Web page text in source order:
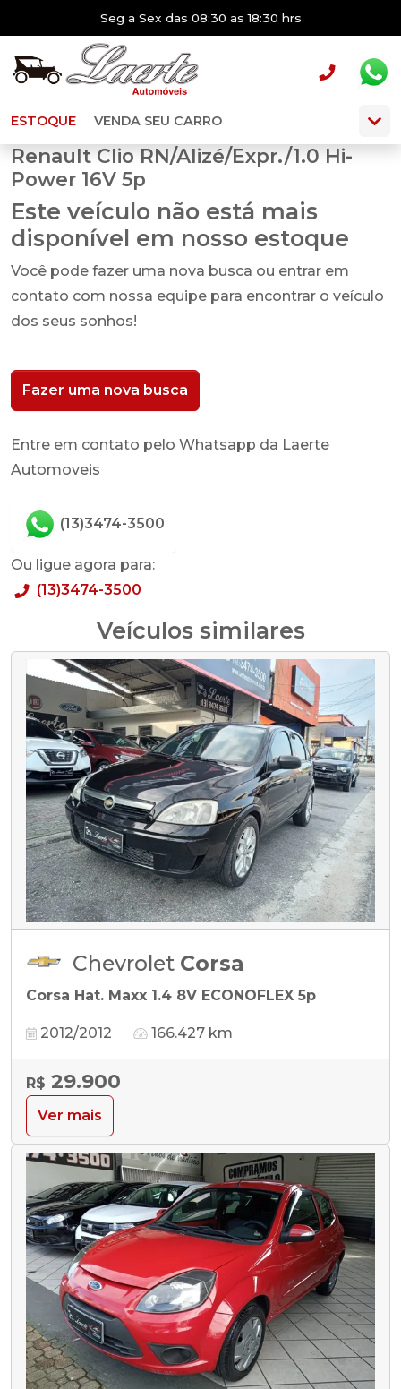
Seg a Sex das 08:30 as 18:30 hrs
ESTOQUE VENDA SEU CARRO
Renault Clio RN/Alizé/Expr./1.0 Hi-
Power 16V 5p
Este veículo não está mais
disponível em nosso estoque
Você pode fazer uma nova busca ou entrar em
contato com nossa equipe para encontrar o veículo
dos seus sonhos!
Fazer uma nova busca
Entre em contato pelo Whatsapp da Laerte
Automoveis
(13)3474-3500
Ou ligue agora para:
(13)3474-3500
Veículos similares
Chevrolet Corsa
Corsa Hat. Maxx 1.4 8V ECONOFLEX 5p
2012/2012 166.427 km
R$ 29.900
Ver mais